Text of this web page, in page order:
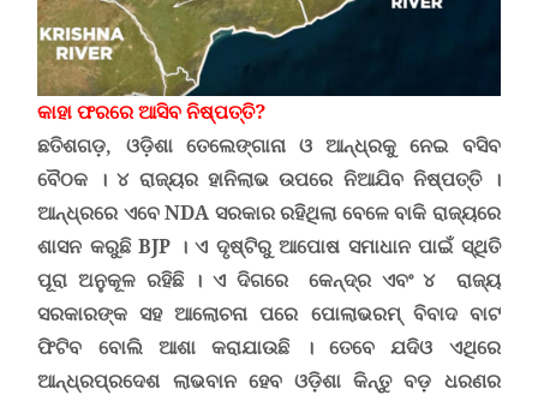
କାହା ଫରରେ ଆସିବ ନିଷ୍ପତ୍ତି?
ଛତିଶଗଡ଼,
ଓଡ଼ିଶା ତେଲେଙ୍ଗାନା ଓ ଆନ୍ଧ୍ରକୁ ନେଇ ବସିବ
ବୈଠକ
। ୪ ରାଜ୍ୟର ହାନିଲାଭ ଉପରେ ନିଆଯିବ ନିଷ୍ପତ୍ତି ।
ଆନ୍ଧ୍ରରେ ଏବେNDA ସରକାର ରହିଥିଲା ବେଳେ ବାକି ରାଜ୍ୟରେ
ଶାସନ କରୁଛିBJP । ଏ ଦୃଷ୍ଟିରୁ ଆପୋଷ ସମାଧାନ ପାଇଁ ସ୍ଥିତି
ପୂରା ଅନୁକୂଳ ରହିଛି । ଏ ଦିଗରେ କେନ୍ଦ୍ର ଏବଂ ୪ ରାଜ୍ୟ
ସରକାରଙ୍କ ସହ ଆଲୋଚନା ପରେ ପୋଲାଭରମ୍ ବିବାଦ ବାଟ
ଫିଟିବ ବୋଲି ଆଶା କରାଯାଉଛି
। ତେବେ ଯଦିଓ ଏଥିରେ
ଆନ୍ଧ୍ରପ୍ରଦେଶ ଲାଭବାନ ହେବ ଓଡ଼ିଶା କିନ୍ତୁ ବଡ଼ ଧରଣର